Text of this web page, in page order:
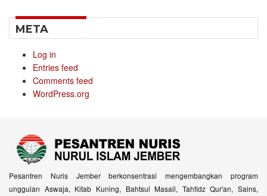
META
Log in
Entries feed
Comments feed
WordPress.org
Pesantren Nuris Jember berkonsentrasi mengembangkan program
unggulan Aswaja, Kitab Kuning, Bahtsul Masail, Tahfidz Qur'an, Sains,